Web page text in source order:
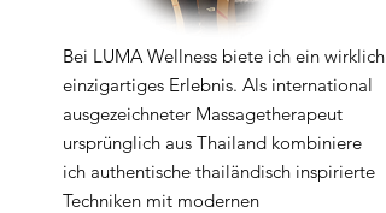
Bei LUMA Wellness biete ich ein wirklich
einzigartiges Erlebnis. Als international
ausgezeichneter Massagetherapeut
ursprünglich aus Thailand kombiniere
ich authentische thailändisch inspirierte
Techniken mit modernen